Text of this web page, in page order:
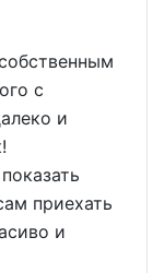
с
и
приехать
и